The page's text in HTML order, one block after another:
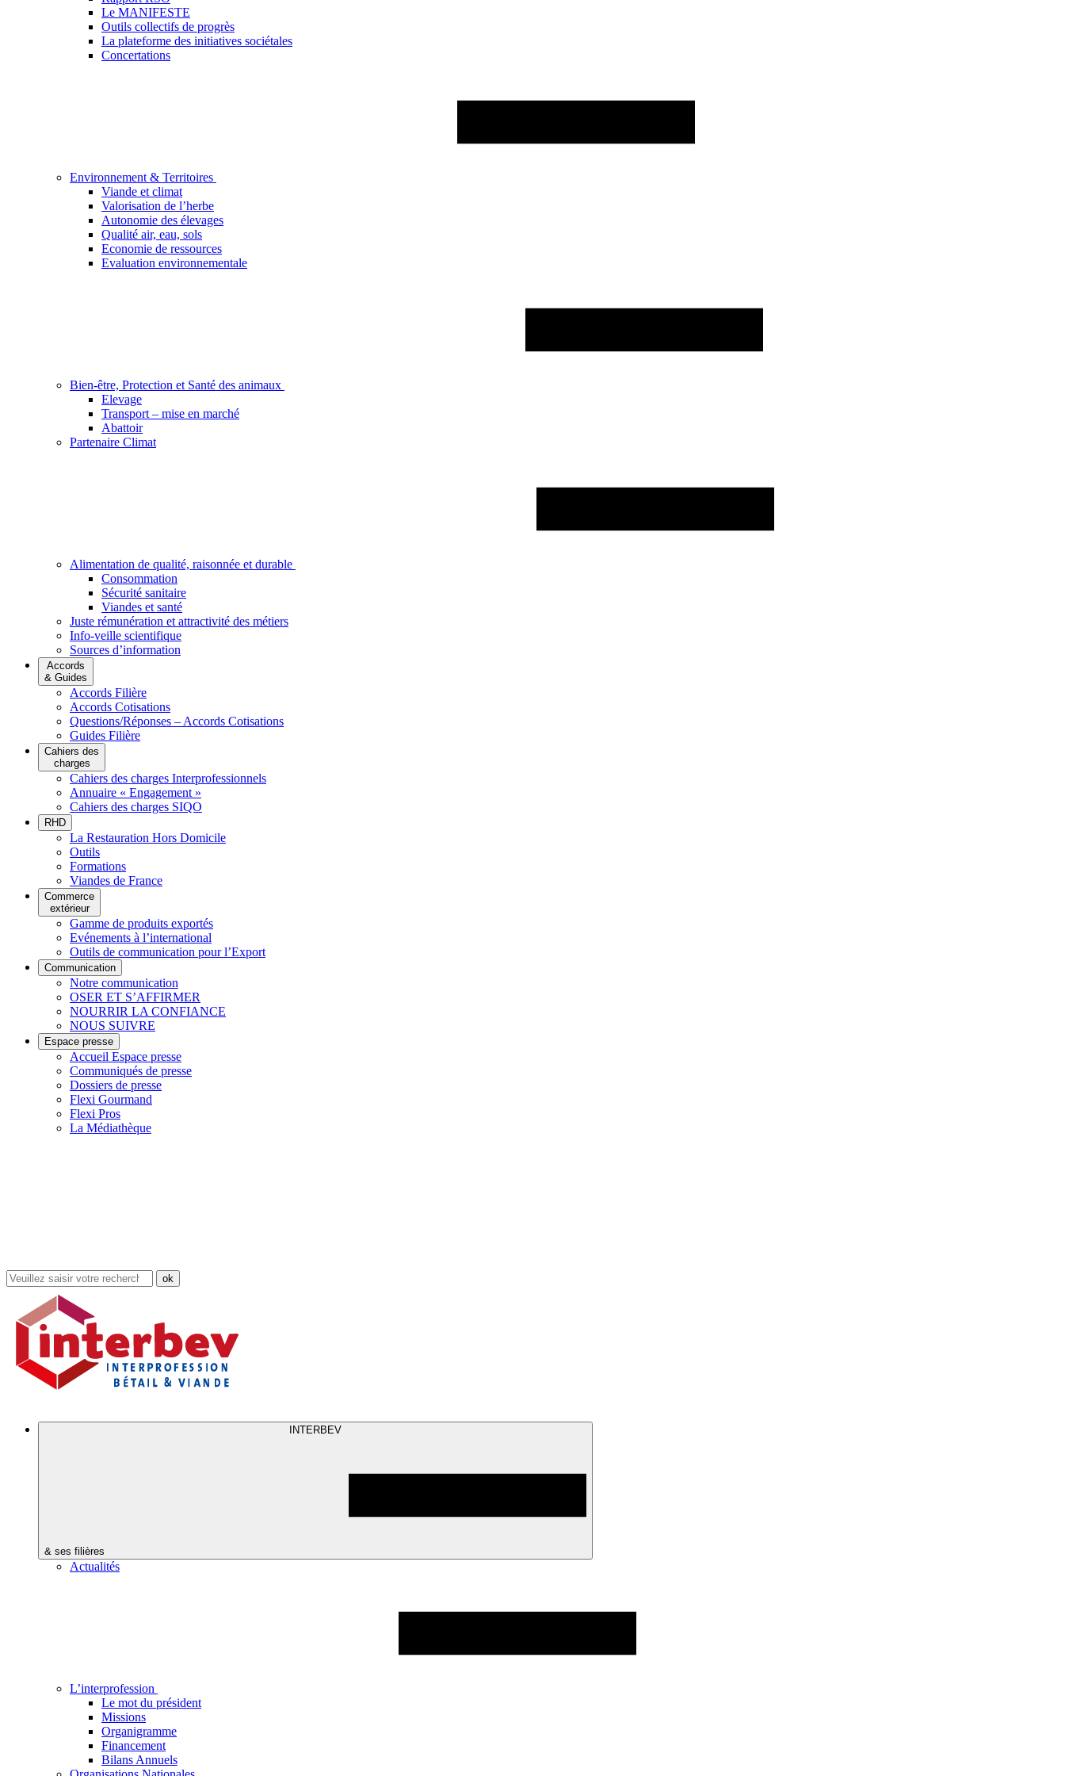
Le MANIFESTE
Outils collectifs de progrès
La plateforme des initiatives sociétales
Concertations
Environnement & Territoires
Viande et climat
Valorisation de l’herbe
Autonomie des élevages
Qualité air, eau, sols
Economie de ressources
Evaluation environnementale
Bien-être, Protection et Santé des animaux
Elevage
Transport – mise en marché
Abattoir
Partenaire Climat
Alimentation de qualité, raisonnée et durable
Consommation
Sécurité sanitaire
Viandes et santé
Juste rémunération et attractivité des métiers
Info-veille scientifique
Sources d’information
Accords
& Guides
Accords Filière
Accords Cotisations
Questions/Réponses – Accords Cotisations
Guides Filière
Cahiers des
charges
Cahiers des charges Interprofessionnels
Annuaire « Engagement »
Cahiers des charges SIQO
RHD
La Restauration Hors Domicile
Outils
Formations
Viandes de France
Commerce
extérieur
Gamme de produits exportés
Evénements à l’international
Outils de communication pour l’Export
Communication
Notre communication
OSER ET S’AFFIRMER
NOURRIR LA CONFIANCE
NOUS SUIVRE
Espace presse
Accueil Espace presse
Communiqués de presse
Dossiers de presse
Flexi Gourmand
Flexi Pros
La Médiathèque
Rechercher
dans
site
INTERBEV
& ses filières
Actualités
L’interprofession
Le mot du président
Missions
Organigramme
Financement
Bilans Annuels